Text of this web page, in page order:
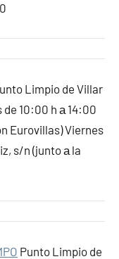
Limpio de Villar
10:00 h а 14:00
Eurovillas) Viernes
s/n (junto а la
Punto Limpio de